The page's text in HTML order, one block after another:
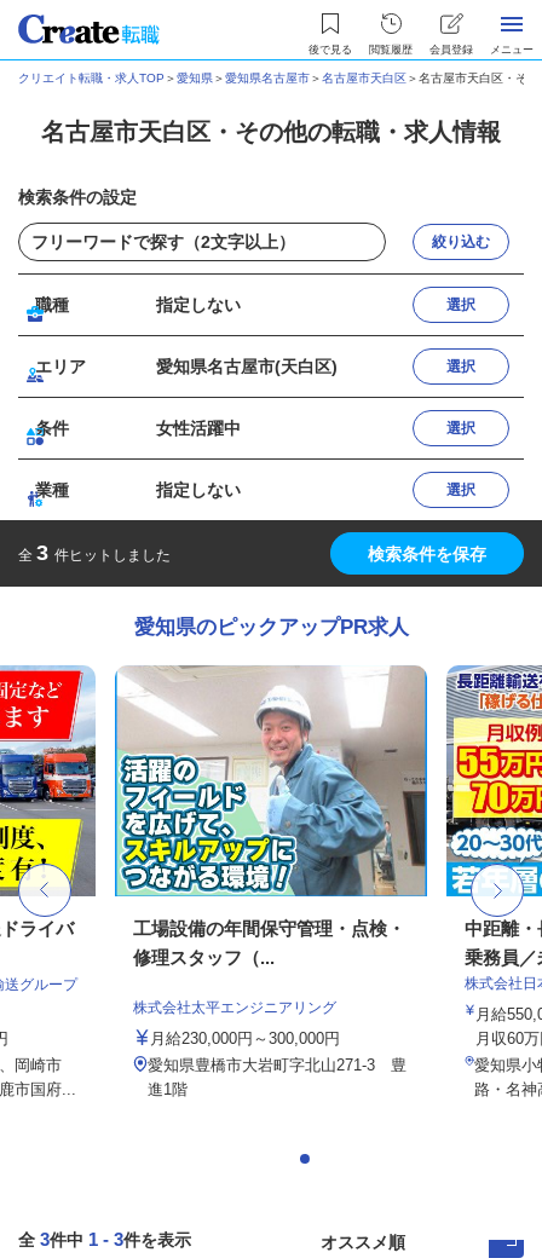
後で見る 閲覧履歴 会員登録 メニュー
クリエイト転職・求人TOP ＞愛知県＞愛知県名古屋市＞名古屋市天白区＞名古屋市天白区・そ
名古屋市天白区・その他の転職・求人情報
検索条件の設定
絞り込む
職種 指定しない 選択
エリア 愛知県名古屋市(天白区) 選択
条件 女性活躍中 選択
業種 指定しない 選択
全 3 件ヒットしました 検索条件を保存
愛知県のピックアップPR求人
ライバ
送グループ
岡崎市
市国府...
工場設備の年間保守管理・点検・
修理スタッフ（...
株式会社太平エンジニアリング
月給230,000円～300,000円
愛知県豊橋市大岩町字北山271-3 豊
進1階
中距離・
乗務員／
株式会社日
月給
月収60
愛知県小
路・名
全 3件中 1 - 3件を表示